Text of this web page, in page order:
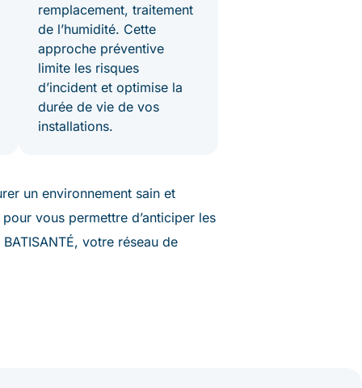
remplacement, traitement
de l’humidité. Cette
approche préventive
limite les risques
d’incident et optimise la
durée de vie de vos
installations.
un environnement sain et
vous permettre d’anticiper les
votre réseau de